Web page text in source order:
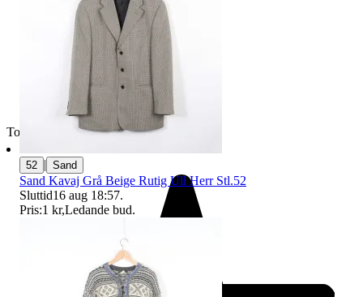
Toppsäljare
52 | Sand
Sand Kavaj Grå Beige Rutig Ull Herr Stl.52
Sluttid16 aug 18:57.
Pris:1 kr,Ledande bud.